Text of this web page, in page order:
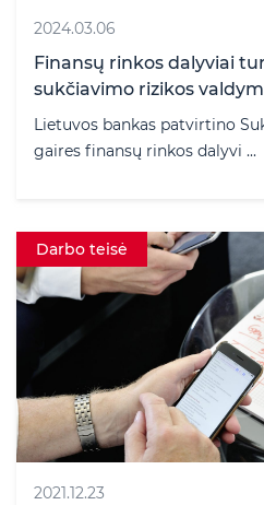
2024.03.06
Finansų rinkos dalyviai
sukčiavimo rizikos
Lietuvos bankas patvirtino
gaires finansų rinkos dalyvi ...
Darbo teisė
2021.12.23